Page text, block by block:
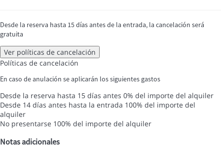
Desde la reserva hasta 15 días antes de la entrada, la cancelación será
gratuita
Ver políticas de cancelación
Políticas de cancelación
En caso de anulación se aplicarán los siguientes gastos
Desde la reserva hasta 15 días antes 0% del importe del alquiler
Desde 14 días antes hasta la entrada 100% del importe del
alquiler
No presentarse 100% del importe del alquiler
Notas adicionales